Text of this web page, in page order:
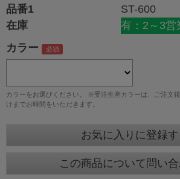
品番1
ST-600
在庫
有：2～3営
カラー
カラーをお選びください。 ※受注生産カラーは、ご注文
けまでお時間をいただきます。
お気に入りに登録す
この商品について問い